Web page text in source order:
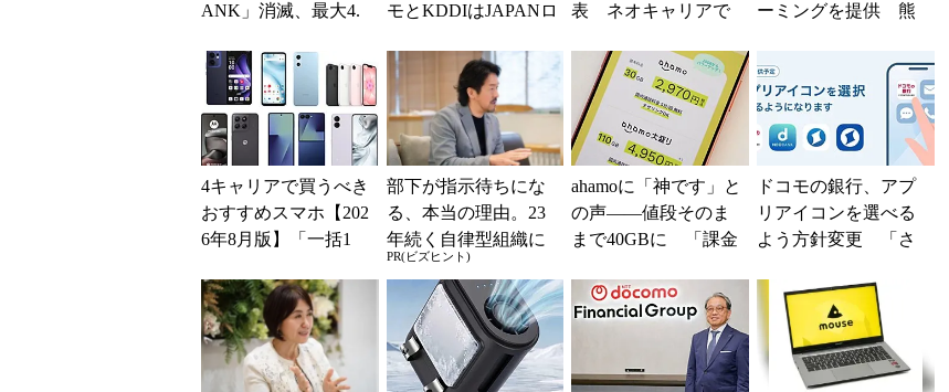
ANK」消滅、最大4.
解説
モとKDDIはJAPANロ
無料Wi-Fi「00...
表 ネオキャリアで
ーミングを提供 熊
が続く
4キャリアで買うべき
おすすめスマホ【202
6年8月版】「一括1
得なiPhone／...
部下が指示待ちにな
る、本当の理由。23
年続く自律型組織に
共通する「3つの要
PR(ビズヒント)
ahamoに「神です」と
の声――値段そのま
まで40GBに 「課金
た」と戸惑いも
ドコモの銀行、アプ
リアイコンを選べる
よう方針変更 「さ
要望を踏まえ」